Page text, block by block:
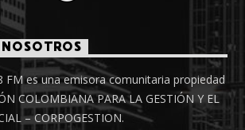
FM es una emisora comunitaria propiedad
COLOMBIANA PARA LA GESTIÓN Y EL
– CORPOGESTION.